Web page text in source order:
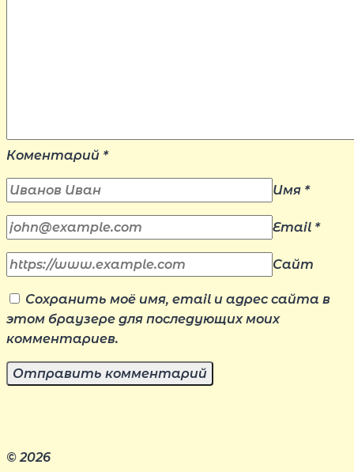
Коментарий *
Имя *
Email *
Сайт
Сохранить моё имя, email и адрес сайта в
этом браузере для последующих моих
комментариев.
© 2026